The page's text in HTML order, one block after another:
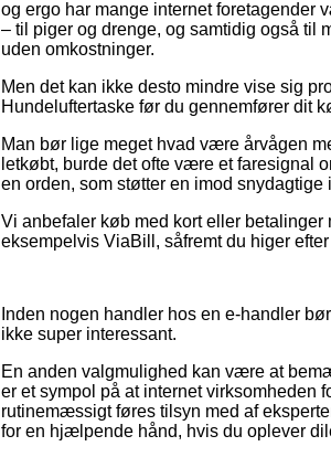
og ergo har mange internet foretagender
– til piger og drenge, og samtidig også til
uden omkostninger.
Men det kan ikke desto mindre vise sig
Hundeluftertaske før du gennemfører dit
Man bør lige meget hvad være årvågen
letkøbt, burde det ofte være et faresignal
en orden, som støtter en imod snydagtige
Vi anbefaler køb med kort eller
eksempelvis ViaBill, såfremt du higer
Inden nogen handler hos en e-handler
ikke super interessant.
En anden valgmulighed kan være at
er et sympol på at internet virksomheden
rutinemæssigt føres tilsyn med af
for en hjælpende hånd, hvis du oplever